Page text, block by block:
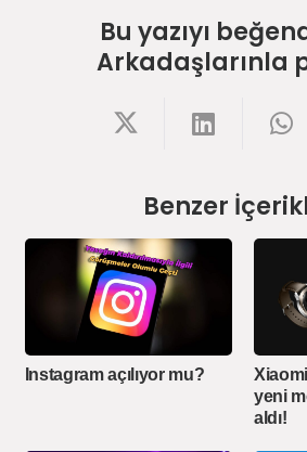
Bu yazıyı
Arkadaşlarınla
Benzer
Instagram açılıyor mu?
yeni
aldı!